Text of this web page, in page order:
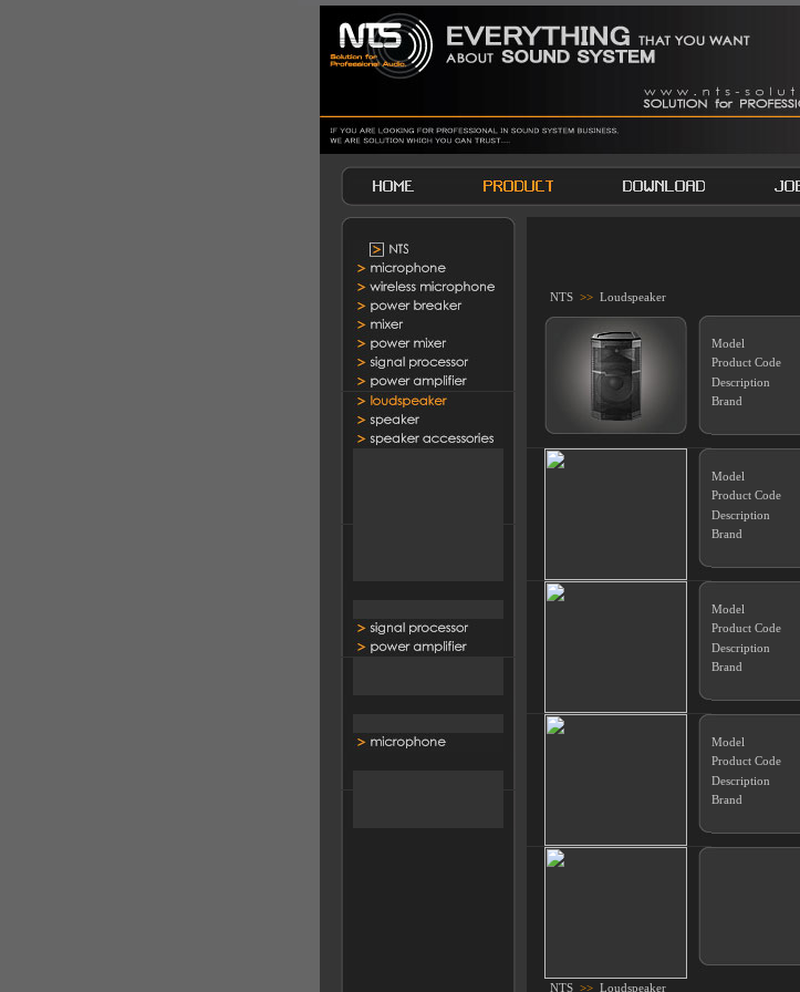
NTS >> Loudspeaker
Model
Product Code
Description
Brand
Model
Product Code
Description
Brand
Model
Product Code
Description
Brand
Model
Product Code
Description
Brand
NTS >> Loudspeaker